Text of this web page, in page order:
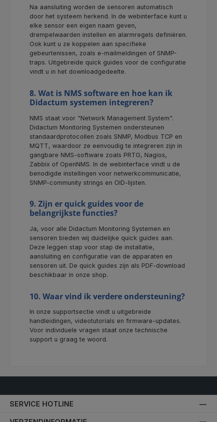
Na aansluiting worden de sensoren automatisch
door het systeem herkend. In de webinterface kunt u
elke sensor een eigen naam geven,
drempelwaarden instellen en alarmregels definiëren.
Ook kunt u ze koppelen aan specifieke
gebeurtenissen, zoals e-mailmeldingen of SNMP-
traps. Uitgebreide quick guides voor de configuratie
vindt u in het downloadgedeelte.
8. Wat is NMS software en hoe kan ik
Didactum systemen integreren?
NMS staat voor "Network Management System".
Didactum Monitoring Systemen ondersteunen
standaardprotocollen zoals SNMP, Modbus TCP en
MQTT, waardoor ze eenvoudig te integreren zijn in
gangbare NMS-software zoals PRTG, Nagios,
Zabbix of OpenNMS. In de webinterface vindt u de
benodigde instellingen voor netwerkcommunicatie,
SNMP-community strings en OID-lijsten.
9. Zijn er quick guides voor de
belangrijkste functies?
Ja, voor alle Didactum Monitoring Systemen en
sensoren bieden wij duidelijke quick guides aan.
Deze leggen stap voor stap de installatie,
aansluiting en configuratie van de apparaten en
sensoren uit. De quick guides zijn als PDF-download
beschikbaar in onze shop.
10. Waar vind ik verdere ondersteuning?
In onze supportsectie vindt u uitgebreide
handleidingen, videotutorials en firmware-updates.
Voor individuele vragen staat onze technische
support u graag te woord.
SERVICE HOTLINE